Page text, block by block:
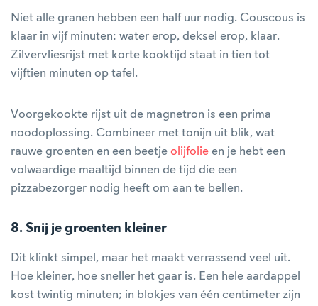
Niet alle granen hebben een half uur nodig. Couscous is
klaar in vijf minuten: water erop, deksel erop, klaar.
Zilvervliesrijst met korte kooktijd staat in tien tot
vijftien minuten op tafel.
Voorgekookte rijst uit de magnetron is een prima
noodoplossing. Combineer met tonijn uit blik, wat
rauwe groenten en een beetje olijfolie en je hebt een
volwaardige maaltijd binnen de tijd die een
pizzabezorger nodig heeft om aan te bellen.
8. Snij je groenten kleiner
Dit klinkt simpel, maar het maakt verrassend veel uit.
Hoe kleiner, hoe sneller het gaar is. Een hele aardappel
kost twintig minuten; in blokjes van één centimeter zijn